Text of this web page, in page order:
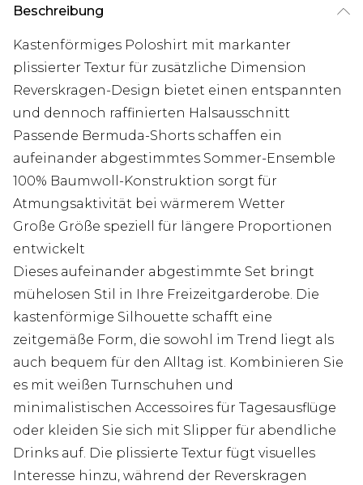
Beschreibung
Kastenförmiges Poloshirt mit markanter
plissierter Textur für zusätzliche Dimension
Reverskragen-Design bietet einen entspannten
und dennoch raffinierten Halsausschnitt
Passende Bermuda-Shorts schaffen ein
aufeinander abgestimmtes Sommer-Ensemble
100% Baumwoll-Konstruktion sorgt für
Atmungsaktivität bei wärmerem Wetter
Große Größe speziell für längere Proportionen
entwickelt
Dieses aufeinander abgestimmte Set bringt
mühelosen Stil in Ihre Freizeitgarderobe. Die
kastenförmige Silhouette schafft eine
zeitgemäße Form, die sowohl im Trend liegt als
auch bequem für den Alltag ist. Kombinieren Sie
es mit weißen Turnschuhen und
minimalistischen Accessoires für Tagesausflüge
oder kleiden Sie sich mit Slipper für abendliche
Drinks auf. Die plissierte Textur fügt visuelles
Interesse hinzu, während der Reverskragen